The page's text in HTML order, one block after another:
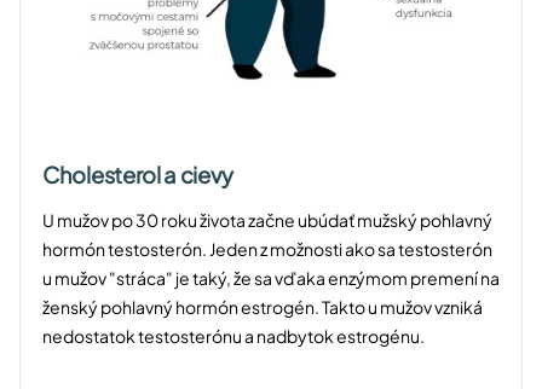
Cholesterol a cievy
U mužov po 30 roku života začne ubúdať mužský pohlavný
hormón testosterón. Jeden z možnosti ako sa testosterón
u mužov "stráca" je taký, že sa vďaka enzýmom premení na
ženský pohlavný hormón estrogén. Takto u mužov vzniká
nedostatok testosterónu a nadbytok estrogénu.